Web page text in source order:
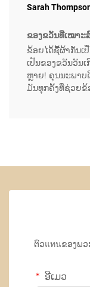
Sarah
ຂອງຂວັນທີ່ເໝາະ
ຂ້ອຍໄດ້ຊື້ຜ້າກັນເ
ເປັນຂອງຂວັນວັນ
ຫຼາຍ! ຄຸນນະພາບ
ມັນທຸກຄັ້ງທີ່ຊ່ວຍຂ້
ຕົວแทนຂອງພວ
ອີເມວ